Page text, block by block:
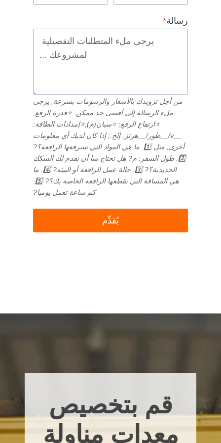
رسالة*
من أجل تزويدك بالأسعار والرسومات بسرعة, يرجى
ملء الرسالة إلى أقصى حد ممكن: ⭐قدرة الرفع;
⭐ارتفاع الرفع; ⭐سبان(م);⭐إمدادات الطاقة:
__v/__طور/__هرتز, إلخ.; إذا كان لديك أي معلومات
أخرى, مثل 1️⃣. ما هي المواد التي سترفعها الرافعة؟?
2️⃣. طول السفر: م? هل تحتاج منا أن نقدم لك السكك
الحديدية؟? 3️⃣. حالة عمل الرافعة أو البيئة? 4️⃣. ما
كم ساعة تعمل يوميا?
يُقدِّم
قم بتخصيص
معدات مناولة